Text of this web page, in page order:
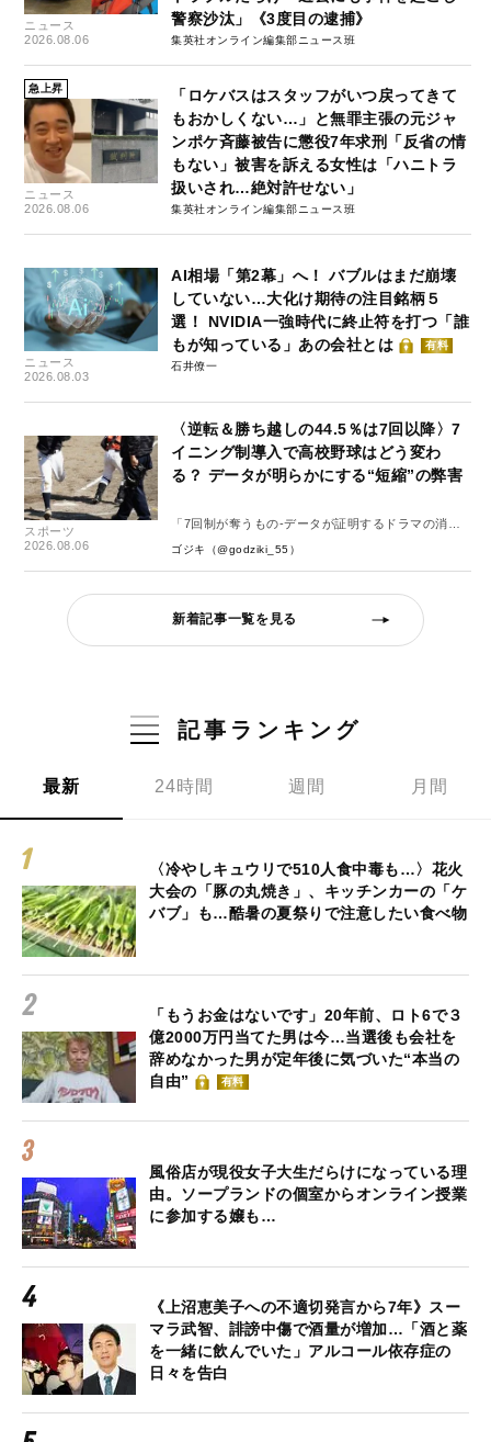
ニュース
2026.08.06
警察沙汰」《3度目の逮捕》
集英社オンライン編集部ニュース班
急上昇
ニュース
2026.08.06
「ロケバスはスタッフがいつ戻ってきて
もおかしくない…」と無罪主張の元ジャ
ンポケ斉藤被告に懲役7年求刑「反省の情
もない」被害を訴える女性は「ハニトラ
扱いされ…絶対許せない」
集英社オンライン編集部ニュース班
ニュース
2026.08.03
AI相場「第2幕」へ！ バブルはまだ崩壊
していない…大化け期待の注目銘柄５
選！ NVIDIA一強時代に終止符を打つ「誰
もが知っている」あの会社とは
有料
石井僚一
スポーツ
2026.08.06
〈逆転＆勝ち越しの44.5％は7回以降〉7
イニング制導入で高校野球はどう変わ
る？ データが明らかにする“短縮”の弊害
「7回制が奪うもの-データが証明するドラマの消
失-」
ゴジキ（@godziki_55）
新着記事一覧を見る
記事ランキング
最新 24時間 週間 月間
〈冷やしキュウリで510人食中毒も…〉花火
大会の「豚の丸焼き」、キッチンカーの「ケ
バブ」も…酷暑の夏祭りで注意したい食べ物
「もうお金はないです」20年前、ロト6で３
億2000万円当てた男は今…当選後も会社を
辞めなかった男が定年後に気づいた“本当の
自由”
有料
風俗店が現役女子大生だらけになっている理
由。ソープランドの個室からオンライン授業
に参加する嬢も…
《上沼恵美子への不適切発言から7年》スー
マラ武智、誹謗中傷で酒量が増加…「酒と薬
を一緒に飲んでいた」アルコール依存症の
日々を告白